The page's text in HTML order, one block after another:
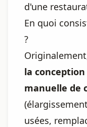
d'une
En quoi
?
la
manuelle de
usées,